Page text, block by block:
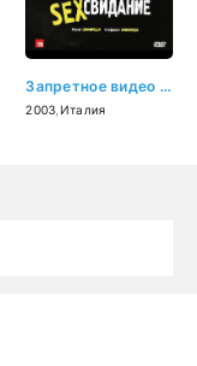
Запретное видео (2003)
2003 Италия